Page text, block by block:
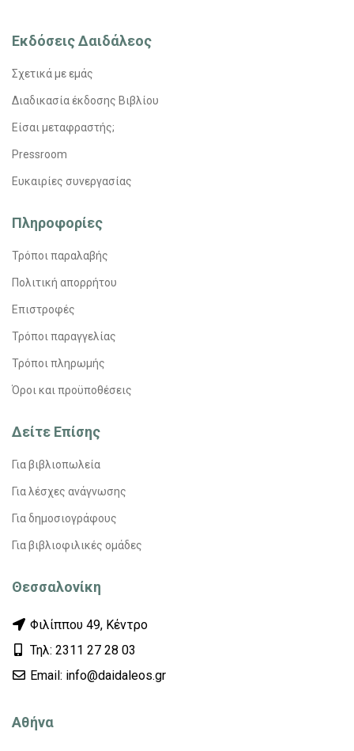
Εκδόσεις Δαιδάλεος
Σχετικά με εμάς
Διαδικασία έκδοσης Βιβλίου
Είσαι μεταφραστής;
Pressroom
Ευκαιρίες συνεργασίας
Πληροφορίες
Τρόποι παραλαβής
Πολιτική απορρήτου
Επιστροφές
Τρόποι παραγγελίας
Τρόποι πληρωμής
Όροι και προϋποθέσεις
Δείτε Επίσης
Για βιβλιοπωλεία
Για λέσχες ανάγνωσης
Για δημοσιογράφους
Για βιβλιοφιλικές ομάδες
Θεσσαλονίκη
Φιλίππου 49, Κέντρο
Τηλ: 2311 27 28 03
Εmail: info@daidaleos.gr
Αθήνα